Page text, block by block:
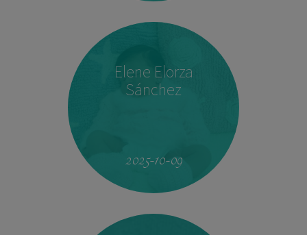
Elene Elorza
Sánchez
2025-10-09